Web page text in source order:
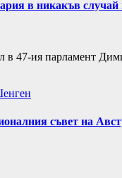
в никакъв случай
в 47-ия парламент
съвет на